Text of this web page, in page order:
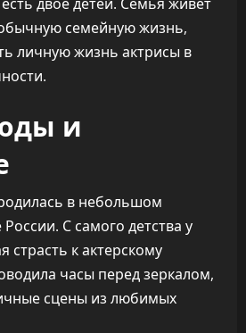
семейную жизнь,
личную жизнь актрисы в
и
в небольшом
С самого детства у
страсть к актерскому
часы перед зеркалом,
сцены из любимых